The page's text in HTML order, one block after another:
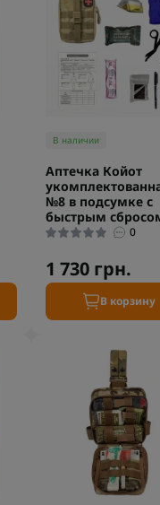
В наличии
Аптечка Койот
№8 в подсумке с
быстрым
0
1 730 грн.
В корзину